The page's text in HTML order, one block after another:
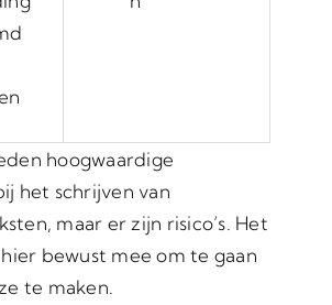
hoogwaardige
het schrijven van
maar er zijn risico’s. Het
bewust mee om te gaan
te maken.